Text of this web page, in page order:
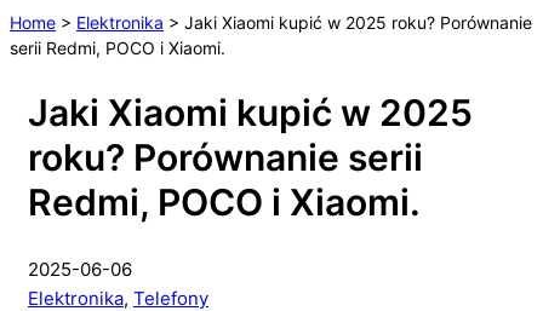
Home > Elektronika > Jaki Xiaomi kupić w 2025 roku? Porównanie
serii Redmi, POCO i Xiaomi.
Jaki Xiaomi kupić w 2025
roku? Porównanie serii
Redmi, POCO i Xiaomi.
2025-06-06
Elektronika, Telefony